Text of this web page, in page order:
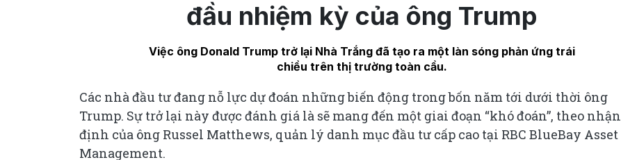
đầu nhiệm kỳ của ông Trump
Việc ông Donald Trump trở lại Nhà Trắng đã tạo ra một làn sóng phản ứng trái
chiều trên thị trường toàn cầu.
Các nhà đầu tư đang nỗ lực dự đoán những biến động trong bốn năm tới dưới thời ông
Trump. Sự trở lại này được đánh giá là sẽ mang đến một giai đoạn “khó đoán”, theo nhận
định của ông Russel Matthews, quản lý danh mục đầu tư cấp cao tại RBC BlueBay Asset
Management.